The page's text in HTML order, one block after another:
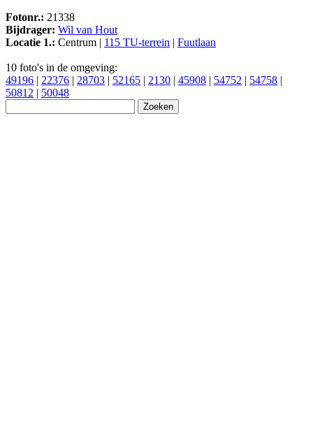
Fotonr.: 21338
Bijdrager: Wil van Hout
Locatie 1.: Centrum | 115 TU-terrein | Fuutlaan
10 foto's in de omgeving:
49196 | 22376 | 28703 | 52165 | 2130 | 45908 | 54752 | 54758 |
50812 | 50048